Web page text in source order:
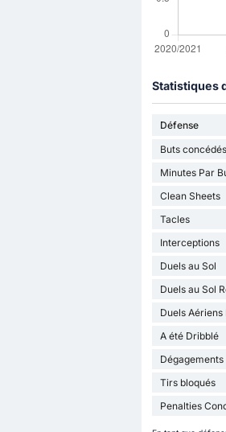
Statistiques
Défense
Buts concédés
Minutes Par
Clean Sheets
Tacles
Interceptions
Duels au Sol
Duels au Sol
Duels
A été Dribblé
Dégagements
Tirs bloqués
Penalties